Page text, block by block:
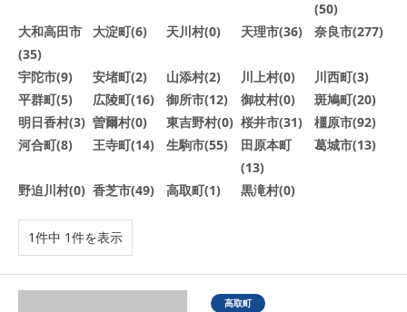
(50)
大和高田市
(35)
大淀町(6) 天川村(0) 天理市(36) 奈良市(277)
宇陀市(9) 安堵町(2) 山添村(2) 川上村(0)
川西町(3)
平群町(5)
広陵町(16) 御所市(12) 御杖村(0)
斑鳩町(20)
明日香村(3) 曽爾村(0) 東吉野村(0) 桜井市(31)
橿原市(92)
河合町(8)
王寺町(14) 生駒市(55)
田原本町
(13)
葛城市(13)
野迫川村(0) 香芝市(49) 高取町(1) 黒滝村(0)
1件中 1件を表示
高取町